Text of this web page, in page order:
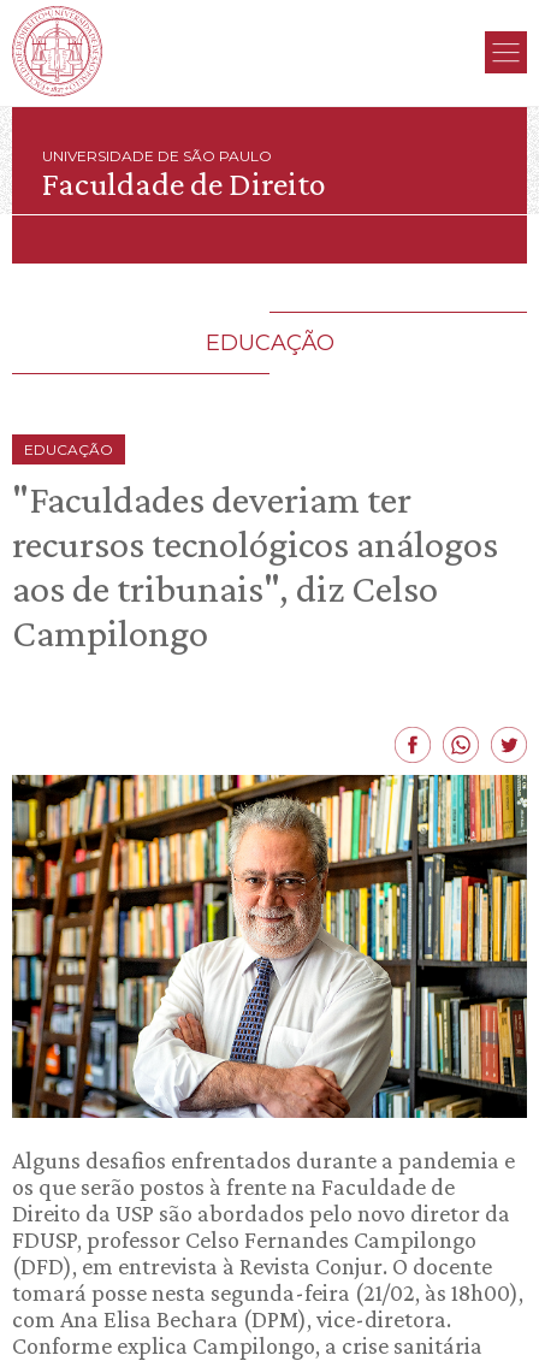
UNIVERSIDADE DE SÃO PAULO
Faculdade de Direito
EDUCAÇÃO
EDUCAÇÃO
"Faculdades deveriam ter
recursos tecnológicos análogos
aos de tribunais", diz Celso
Campilongo
Alguns desafios enfrentados durante a pandemia e
os que serão postos à frente na Faculdade de
Direito da USP são abordados pelo novo diretor da
FDUSP, professor Celso Fernandes Campilongo
(DFD), em entrevista à Revista Conjur. O docente
tomará posse nesta segunda-feira (21/02, às 18h00),
com Ana Elisa Bechara (DPM), vice-diretora.
Conforme explica Campilongo, a crise sanitária